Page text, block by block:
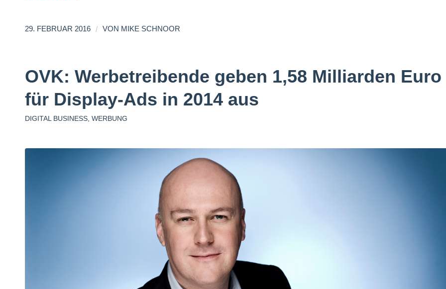
29. FEBRUAR 2016 / VON MIKE SCHNOOR
OVK: Werbetreibende geben 1,58 Milliarden Euro
für Display-Ads in 2014 aus
DIGITAL BUSINESS WERBUNG